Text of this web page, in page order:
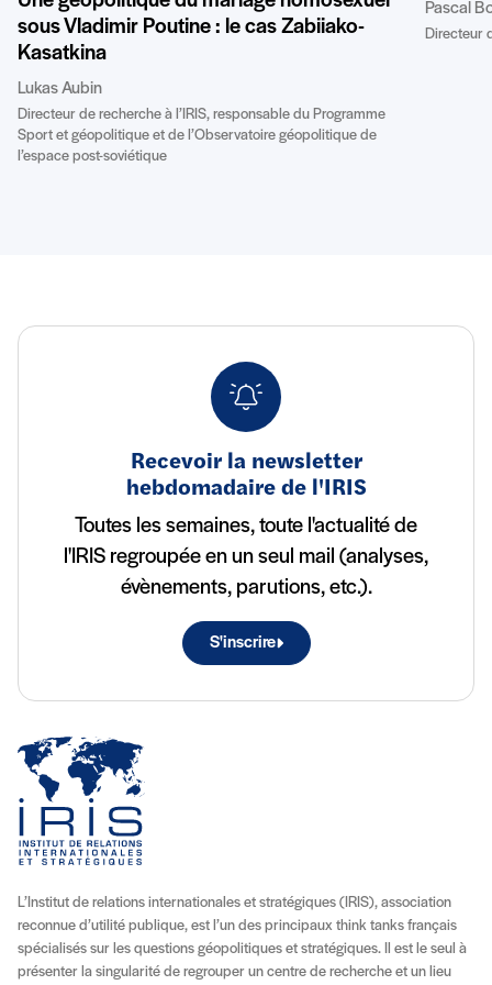
sous Vladimir Poutine : le cas Zabiiako-
Kasatkina
Lukas Aubin
Directeur de recherche à l’IRIS, responsable du Programme
Sport et géopolitique et de l’Observatoire géopolitique de
l’espace post-soviétique
Pascal
Directeur
Recevoir la newsletter
hebdomadaire de l'IRIS
Toutes les semaines, toute l'actualité de
l'IRIS regroupée en un seul mail (analyses,
évènements, parutions, etc.).
S'inscrire
L’Institut de relations internationales et stratégiques (IRIS), association
reconnue d’utilité publique, est l’un des principaux think tanks français
spécialisés sur les questions géopolitiques et stratégiques. Il est le seul à
présenter la singularité de regrouper un centre de recherche et un lieu